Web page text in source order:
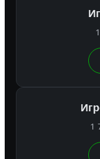
1